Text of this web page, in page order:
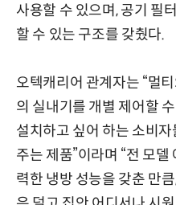
사용할 수 있으며, 공기 필
할 수 있는 구조를 갖췄다.
오텍캐리어 관계자는 “멀
의 실내기를 개별 제어할
설치하고 싶어 하는 소비
주는 제품”이라며 “전 모
력한 냉방 성능을 갖춘 만